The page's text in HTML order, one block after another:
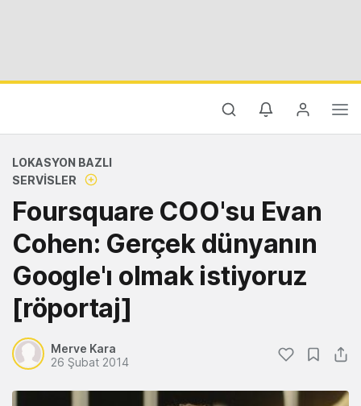
LOKASYON BAZLI
SERVISLER
Foursquare COO'su Evan
Cohen: Gerçek dünyanın
Google'ı olmak istiyoruz
[röportaj]
Merve Kara
26 Şubat 2014